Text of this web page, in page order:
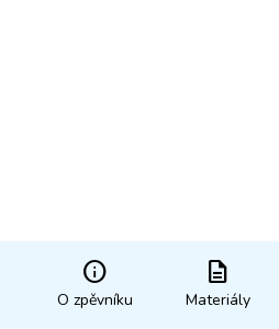
info
O zpěvníku
description
Materiály